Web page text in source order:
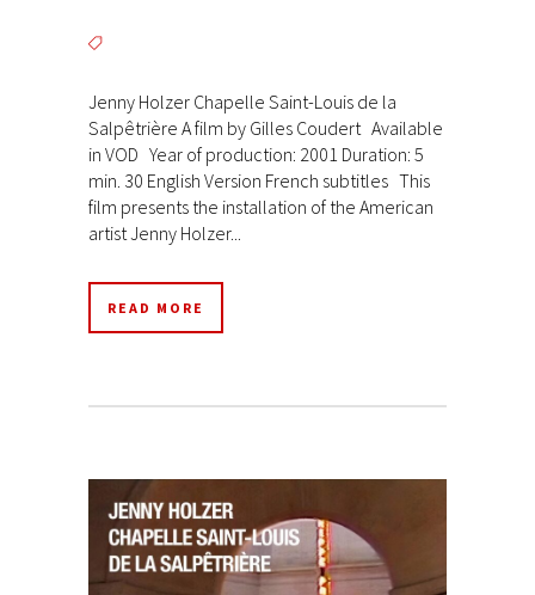
Jenny Holzer Chapelle Saint-Louis de la
Salpêtrière A film by Gilles Coudert Available
in VOD Year of production: 2001 Duration: 5
min. 30 English Version French subtitles This
film presents the installation of the American
artist Jenny Holzer...
READ MORE